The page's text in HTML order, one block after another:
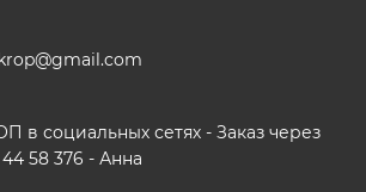
в социальных сетях - Заказ через
58 376 - Анна